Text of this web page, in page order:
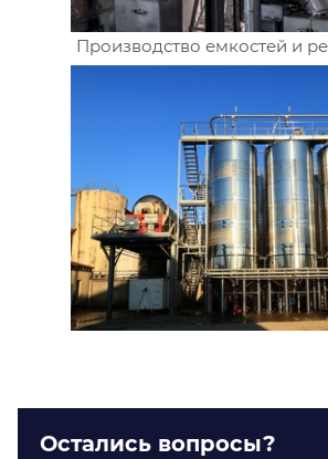
Производство емкостей и
Остались вопросы?